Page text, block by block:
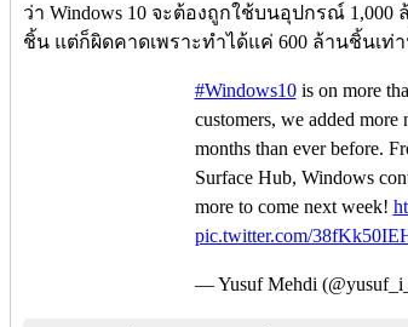
ว่า Windows 10 จะต้องถูกใช้บนอุปกรณ์ 1,000
ชิ้น แต่ก็ผิดคาดเพราะทำได้แค่ 600 ล้านชิ้นเท่
#Windows10is on more
customers, we added
months than ever before.
Surface Hub, Windows
more to come next week!
pic.twitter.com/
— Yusuf Mehdi